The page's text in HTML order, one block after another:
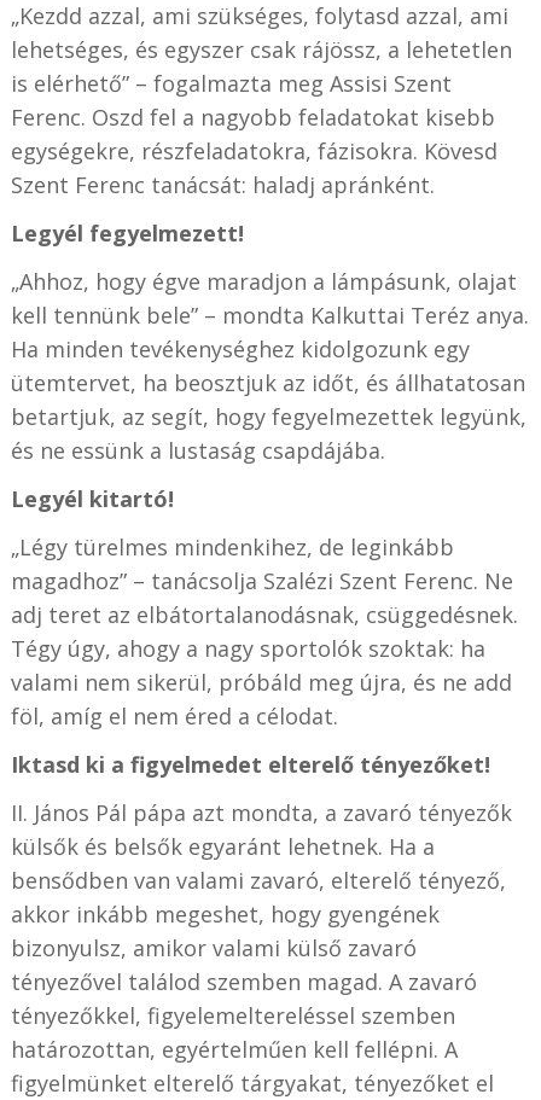
„Kezdd azzal, ami szükséges, folytasd azzal, ami
lehetséges, és egyszer csak rájössz, a lehetetlen
is elérhető” – fogalmazta meg Assisi Szent
Ferenc. Oszd fel a nagyobb feladatokat kisebb
egységekre, részfeladatokra, fázisokra. Kövesd
Szent Ferenc tanácsát: haladj apránként.
Legyél fegyelmezett!
„Ahhoz, hogy égve maradjon a lámpásunk, olajat
kell tennünk bele” – mondta Kalkuttai Teréz anya.
Ha minden tevékenységhez kidolgozunk egy
ütemtervet, ha beosztjuk az időt, és állhatatosan
betartjuk, az segít, hogy fegyelmezettek legyünk,
és ne essünk a lustaság csapdájába.
Legyél kitartó!
„Légy türelmes mindenkihez, de leginkább
magadhoz” – tanácsolja Szalézi Szent Ferenc. Ne
adj teret az elbátortalanodásnak, csüggedésnek.
Tégy úgy, ahogy a nagy sportolók szoktak: ha
valami nem sikerül, próbáld meg újra, és ne add
föl, amíg el nem éred a célodat.
Iktasd ki a figyelmedet elterelő tényezőket!
II. János Pál pápa azt mondta, a zavaró tényezők
külsők és belsők egyaránt lehetnek. Ha a
bensődben van valami zavaró, elterelő tényező,
akkor inkább megeshet, hogy gyengének
bizonyulsz, amikor valami külső zavaró
tényezővel találod szemben magad. A zavaró
tényezőkkel, figyelemeltereléssel szemben
határozottan, egyértelműen kell fellépni. A
figyelmünket elterelő tárgyakat, tényezőket el